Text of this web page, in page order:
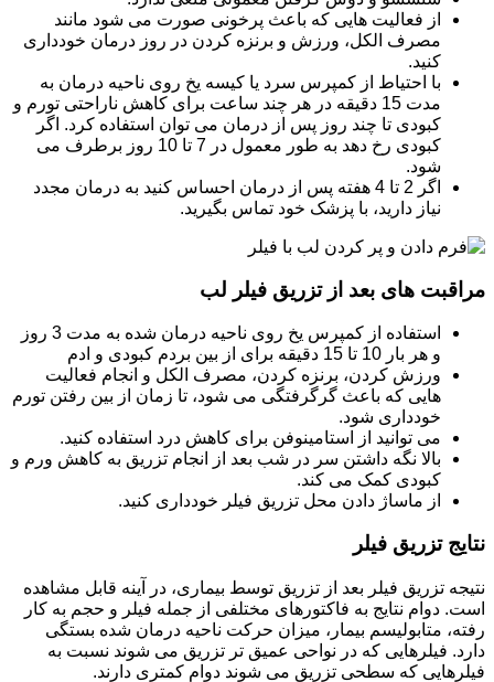
از فعالیت هایی که باعث پرخونی صورت می شود مانند
مصرف الکل، ورزش و برنزه کردن در روز درمان خودداری
کنید.
با احتیاط از کمپرس سرد یا کیسه یخ روی ناحیه درمان به
مدت 15 دقیقه در هر چند ساعت برای کاهش ناراحتی تورم و
کبودی تا چند روز پس از درمان می توان استفاده کرد. اگر
کبودی رخ دهد به طور معمول در 7 تا 10 روز برطرف می
شود.
اگر 2 تا 4 هفته پس از درمان احساس کنید به درمان مجدد
نیاز دارید، با پزشک خود تماس بگیرید.
مراقبت های بعد از تزریق فیلر لب
استفاده از کمپرس یخ روی ناحیه درمان شده به مدت 3 روز
و هر بار 10 تا 15 دقیقه برای از بین بردم کبودی و ادم
ورزش کردن، برنزه کردن، مصرف الکل و انجام فعالیت
هایی که باعث گرگرفتگی می شود، تا زمان از بین رفتن تورم
خودداری شود.
می توانید از استامینوفن برای کاهش درد استفاده کنید.
بالا نگه داشتن سر در شب بعد از انجام تزریق به کاهش ورم و
کبودی کمک می کند.
از ماساژ دادن محل تزریق فیلر خودداری کنید.
نتایج تزریق فیلر
نتیجه تزریق فیلر بعد از تزریق توسط بیماری، در آینه قابل مشاهده
است. دوام نتایج به فاکتورهای مختلفی از جمله فیلر و حجم به کار
رفته، متابولیسم بیمار، میزان حرکت ناحیه درمان شده بستگی
دارد. فیلرهایی که در نواحی عمیق تر تزریق می شوند نسبت به
فیلرهایی که سطحی تزریق می شوند دوام کمتری دارند.